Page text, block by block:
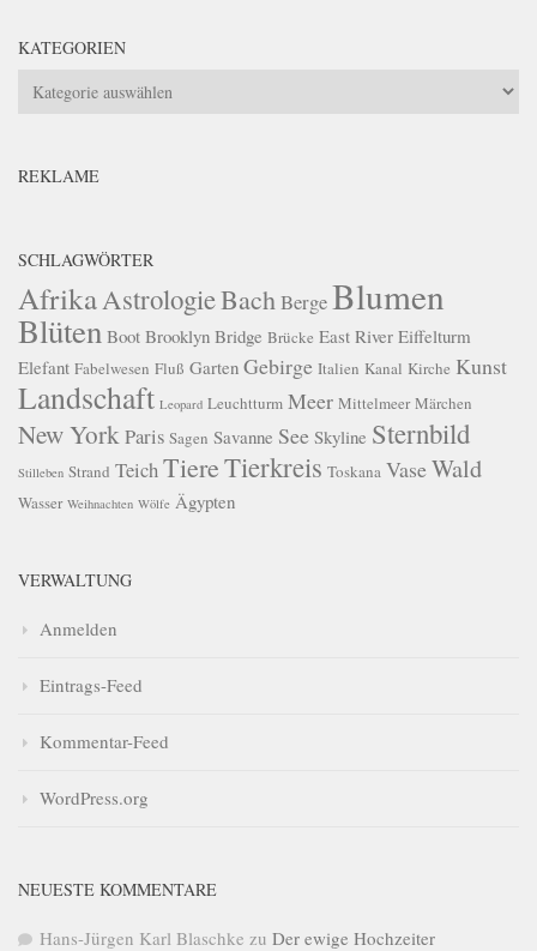
KATEGORIEN
Kategorien
REKLAME
SCHLAGWÖRTER
Afrika AstrologieBach BergeBlumen
Blüten Boot Brooklyn Bridge Brücke East River Eiffelturm
Elefant Fabelwesen Fluß Garten Gebirge Italien Kanal Kirche Kunst
Landschaft Leopard Leuchtturm Meer Mittelmeer Märchen
New YorkParis Sagen Savanne See Skyline Sternbild
Stilleben Strand TeichTiereTierkreis Toskana VaseWald
Wasser Weihnachten Wölfe Ägypten
VERWALTUNG
Anmelden
Eintrags-Feed
Kommentar-Feed
WordPress.org
NEUESTE KOMMENTARE
Hans-Jürgen Karl Blaschke zu Der ewige Hochzeiter